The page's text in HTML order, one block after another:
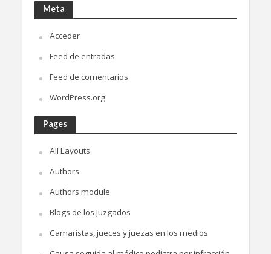
Meta
Acceder
Feed de entradas
Feed de comentarios
WordPress.org
Pages
All Layouts
Authors
Authors module
Blogs de los Juzgados
Camaristas, jueces y juezas en los medios